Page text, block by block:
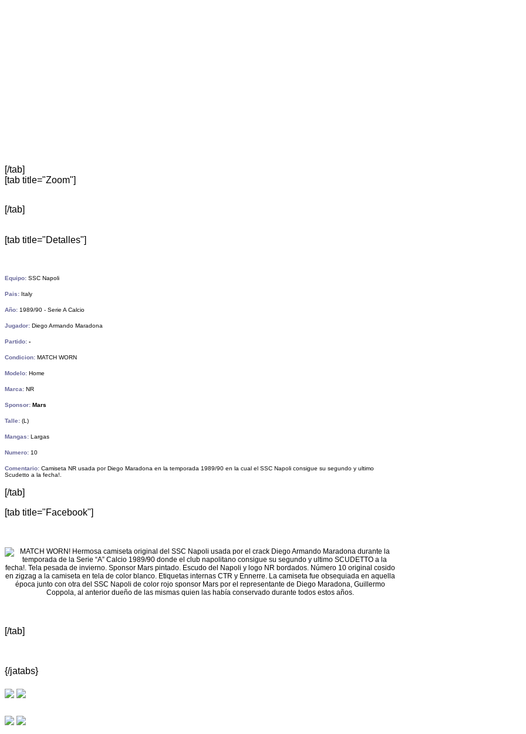
[/tab]
[tab title="Zoom"]
[/tab]
[tab title="Detalles"]
Equipo: SSC Napoli
Pais: Italy
Año: 1989/90 - Serie A Calcio
Jugador: Diego Armando Maradona
Partido: -
Condicion: MATCH WORN
Modelo: Home
Marca: NR
Sponsor: Mars
Talle: (L)
Mangas: Largas
Numero: 10
Comentario: Camiseta NR usada por Diego Maradona en la temporada 1989/90 en la cual el SSC Napoli consigue su segundo y ultimo
Scudetto a la fecha!.
[/tab]
[tab title="Facebook"]
[/tab]
{/jatabs}